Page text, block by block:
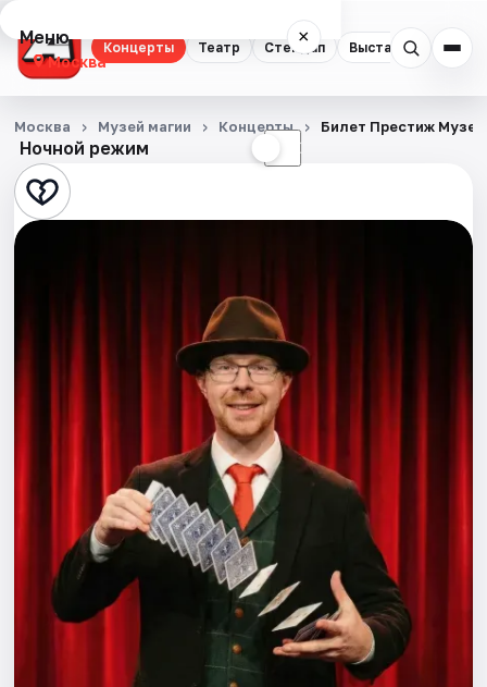
Концерты Театр Стендап Выставки
Меню ×
Москва
Концерты
Театр
Стендап
Города
Ночной режим ☾
Москва Музей магии Концерты Билет Престиж